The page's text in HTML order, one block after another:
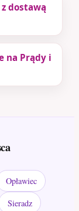
dostawą
na Prądy i
Opławiec
Sieradz